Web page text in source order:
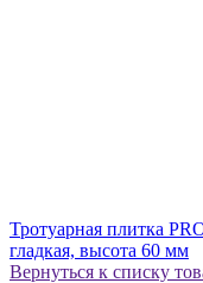
Тротуарная плитка
гладкая, высота 60 мм
Вернуться к списку